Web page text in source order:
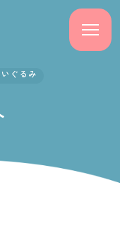
ぐるみ